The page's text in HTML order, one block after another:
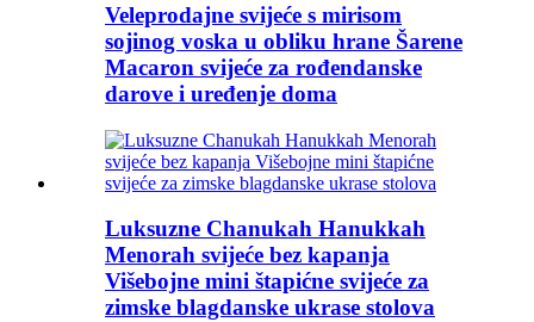
Veleprodajne svijeće s mirisom
sojinog voska u obliku hrane Šarene
Macaron svijeće za rođendanske
darove i uređenje doma
Luksuzne Chanukah Hanukkah
Menorah svijeće bez kapanja
Višebojne mini štapićne svijeće za
zimske blagdanske ukrase stolova